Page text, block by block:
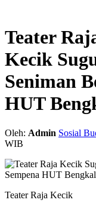
Teater
Kecik
Seniman
HUT
Oleh: Admin Sosial
WIB
Teater Raja Kecik